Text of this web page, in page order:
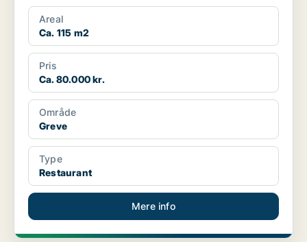
Areal
Ca. 115 m2
Pris
Ca. 80.000 kr.
Område
Greve
Type
Restaurant
Mere info